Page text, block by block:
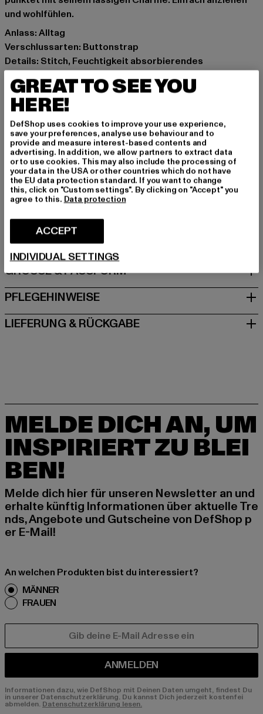
und wohlfühlen.
Anlass: Alltag
Verschlussarten: Buttonstrap
Details: Stitch, Feuchtigkeit absorbierendes
Marke: Coastal
Kat.: Trucker
Farbe: braun, beige
Hersteller Farbe: creme/brown
Materialzusammensetzung: 60% Baumwolle, 40%
Polyester
Art.Nr: 1006130-04537
Hersteller: Huesken Distribution GmbH & Co. KG |
info@djinns-shop.eu
Sandstraße 92 | 45473 Mülheim an der Ruhr | DE
GRÖSSE & PASSFORM
PFLEGEHINWEISE
LIEFERUNG & RÜCKGABE
MELDE DICH AN, UM
INSPIRIERT ZU BLEI
BEN!
Melde dich hier für unseren Newsletter an und
erhalte künftig Informationen über aktuelle Tre
nds, Angebote und Gutscheine von DefShop p
er E-Mail!
An welchen Produkten bist du interessiert?
MÄNNER
FRAUEN
ANMELDEN
Informationen dazu, wie DefShop mit Deinen Daten umgeht, findest Du
in unserer Datenschutzerklärung. Du kannst Dich jederzeit kostenfei
abmelden. Datenschutzerklärung lesen.
GREAT TO SEE YOU
HERE!
DefShop uses cookies to improve your use experience,
save your preferences, analyse use behaviour and to
provide and measure interest-based contents and
advertising. In addition, we allow partners to extract data
or to use cookies. This may also include the processing of
your data in the USA or other countries which do not have
the EU data protection standard. If you want to change
this, click on "Custom settings". By clicking on "Accept" you
agree to this. Data protection
ACCEPT
INDIVIDUAL SETTINGS